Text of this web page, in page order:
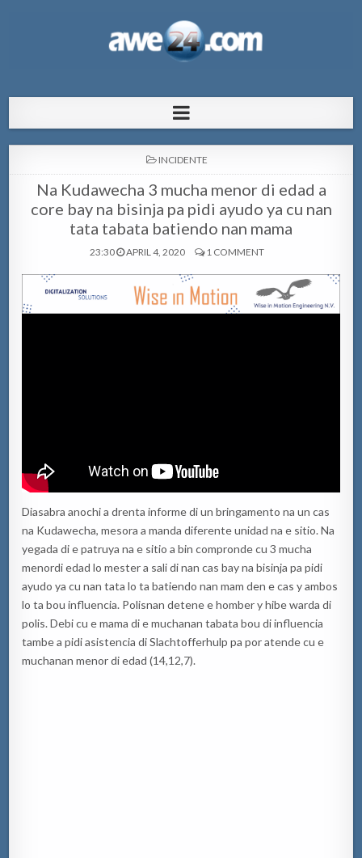
pa Aruba
POSTED
INCIDENTE
Na Kudawecha 3 mucha menor di edad a
core bay na bisinja pa pidi ayudo ya cu nan
tata tabata batiendo nan mama
23:30 APRIL 4, 2020 1 COMMENT
Diasabra anochi a drenta informe di un bringamento na un cas
na Kudawecha, mesora a manda diferente unidad na e sitio. Na
yegada di e patruya na e sitio a bin compronde cu 3 mucha
menordi edad lo mester a sali di nan cas bay na bisinja pa pidi
ayudo ya cu nan tata lo ta batiendo nan mam den e cas y ambos
lo ta bou influencia. Polisnan detene e homber y hibe warda di
polis. Debi cu e mama di e muchanan tabata bou di influencia
tambe a pidi asistencia di Slachtofferhulp pa por atende cu e
muchanan menor di edad (14,12,7).